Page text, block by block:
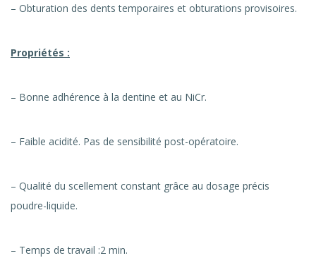
– Obturation des dents temporaires et obturations provisoires.
Propriétés :
– Bonne adhérence à la dentine et au NiCr.
– Faible acidité. Pas de sensibilité post-opératoire.
– Qualité du scellement constant grâce au dosage précis
poudre-liquide.
– Temps de travail :2 min.